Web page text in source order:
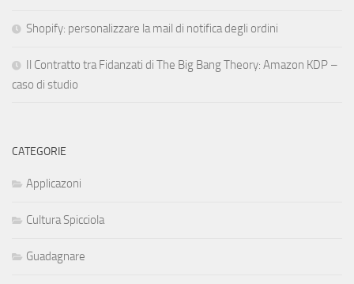
Shopify: personalizzare la mail di notifica degli ordini
Il Contratto tra Fidanzati di The Big Bang Theory: Amazon KDP –
caso di studio
CATEGORIE
Applicazoni
Cultura Spicciola
Guadagnare